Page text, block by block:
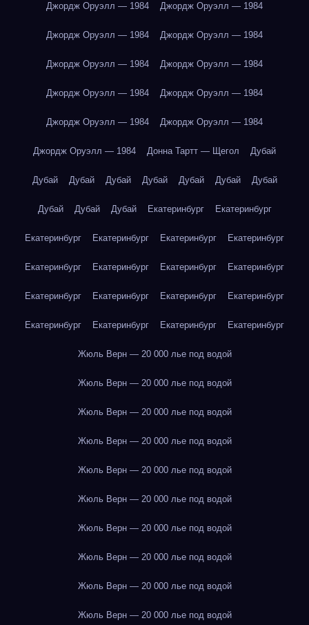
Джордж Оруэлл — 1984 Джордж Оруэлл — 1984
Джордж Оруэлл — 1984 Джордж Оруэлл — 1984
Джордж Оруэлл — 1984 Джордж Оруэлл — 1984
Джордж Оруэлл — 1984 Джордж Оруэлл — 1984
Джордж Оруэлл — 1984 Джордж Оруэлл — 1984
Джордж Оруэлл — 1984 Донна Тартт — Щегол Дубай
Дубай Дубай Дубай Дубай Дубай Дубай Дубай
Дубай Дубай Дубай Екатеринбург Екатеринбург
Екатеринбург Екатеринбург Екатеринбург Екатеринбург
Екатеринбург Екатеринбург Екатеринбург Екатеринбург
Екатеринбург Екатеринбург Екатеринбург Екатеринбург
Екатеринбург Екатеринбург Екатеринбург Екатеринбург
Жюль Верн — 20 000 лье под водой
Жюль Верн — 20 000 лье под водой
Жюль Верн — 20 000 лье под водой
Жюль Верн — 20 000 лье под водой
Жюль Верн — 20 000 лье под водой
Жюль Верн — 20 000 лье под водой
Жюль Верн — 20 000 лье под водой
Жюль Верн — 20 000 лье под водой
Жюль Верн — 20 000 лье под водой
Жюль Верн — 20 000 лье под водой